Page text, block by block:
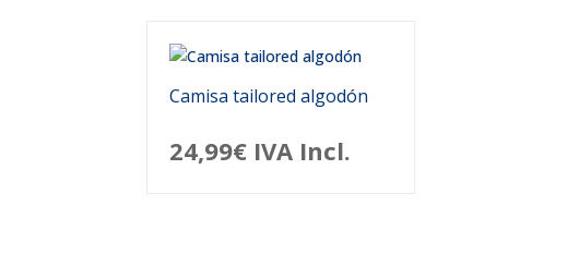
Camisa tailored algodón
24,99€ IVA Incl.